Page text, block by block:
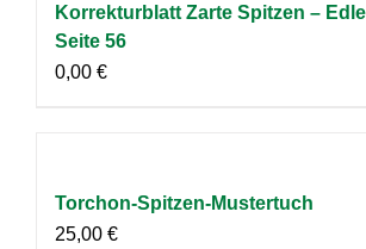
Korrekturblatt Zarte Spitzen –
Seite 56
0,00 €
Torchon-Spitzen-Mustertuch
25,00 €